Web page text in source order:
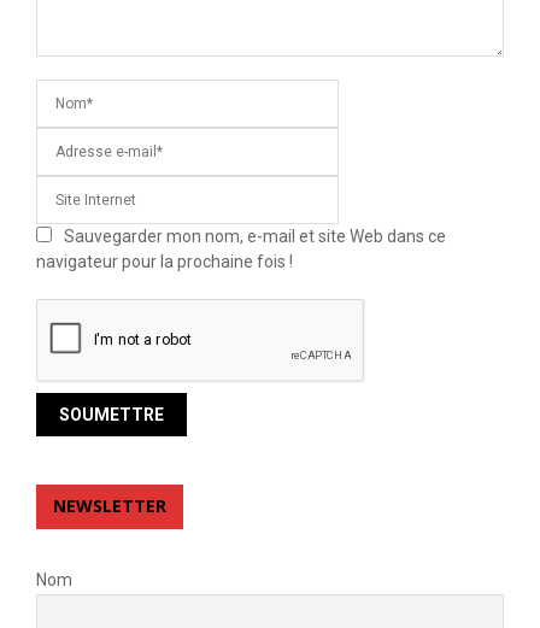
Sauvegarder mon nom, e-mail et site Web dans ce
navigateur pour la prochaine fois !
NEWSLETTER
Nom